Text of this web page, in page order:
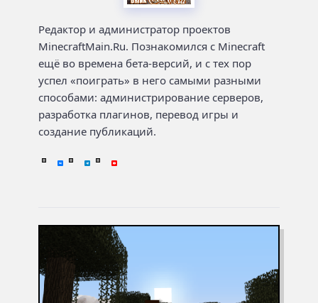
Редактор и администратор проектов
MinecraftMain.Ru. Познакомился с Minecraft
ещё во времена бета-версий, и с тех пор
успел «поиграть» в него самыми разными
способами: администрирование серверов,
разработка плагинов, перевод игры и
создание публикаций.